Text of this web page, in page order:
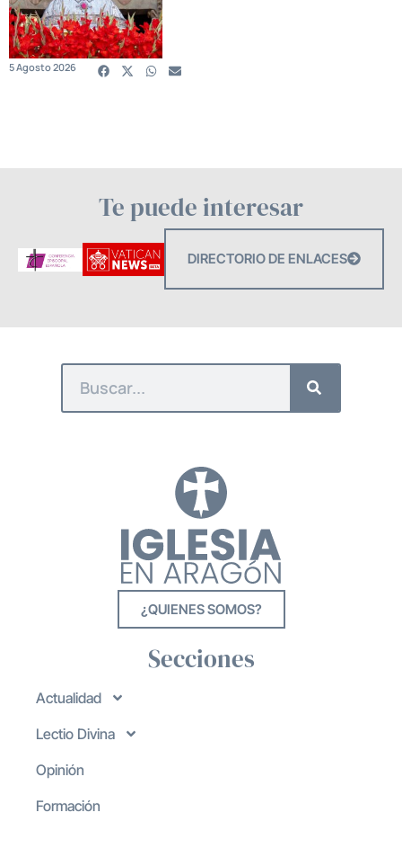
5 Agosto 2026
Te puede interesar
DIRECTORIO DE ENLACES
¿QUIENES SOMOS?
Secciones
Actualidad
Lectio Divina
Opinión
Formación